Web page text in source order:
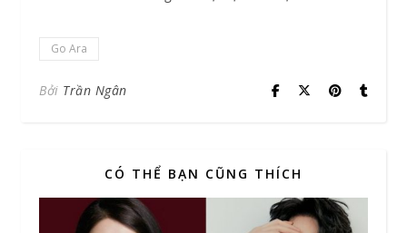
Go Ara
Bởi Trần Ngân
CÓ THỂ BẠN CŨNG THÍCH